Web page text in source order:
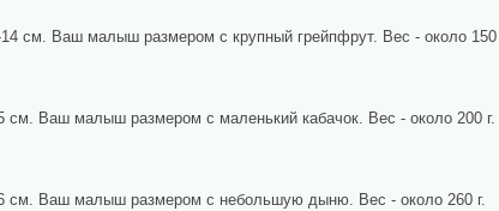
см. Ваш малыш размером с крупный грейпфрут. Вес - около 150
см. Ваш малыш размером с маленький кабачок. Вес - около 200 г.
см. Ваш малыш размером с небольшую дыню. Вес - около 260 г.